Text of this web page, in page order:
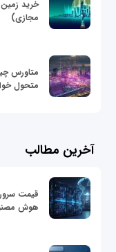
مجازی)
متاورس
متحول
آخرین مطالب
هوش